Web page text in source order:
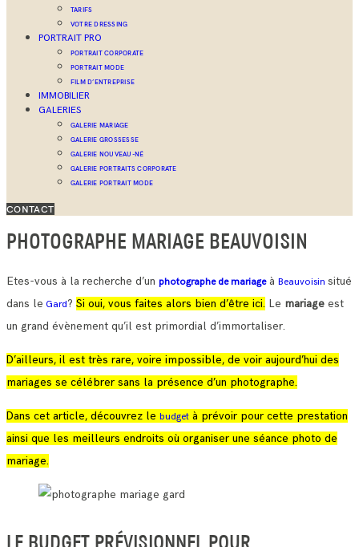
TARIFS
VOTRE DRESSING
PORTRAIT PRO
PORTRAIT CORPORATE
PORTRAIT MODE
FILM D’ENTREPRISE
IMMOBILIER
GALERIES
GALERIE MARIAGE
GALERIE GROSSESSE
GALERIE NOUVEAU-NÉ
GALERIE PORTRAITS CORPORATE
GALERIE PORTRAIT MODE
CONTACT
PHOTOGRAPHE MARIAGE BEAUVOISIN
Etes-vous à la recherche d’un photographe de mariageà Beauvoisin situé
dans le Gard? Si oui, vous faites alors bien d’être ici. Le mariage est
un grand évènement qu’il est primordial d’immortaliser.
D’ailleurs, il est très rare, voire impossible, de voir aujourd’hui des
mariages se célébrer sans la présence d’un photographe.
Dans cet article, découvrez le budget à prévoir pour cette prestation
ainsi que les meilleurs endroits où organiser une séance photo de
mariage.